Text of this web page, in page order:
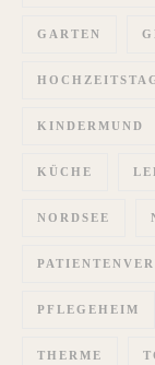
GARTEN
KINDERMUND
KÜCHE
NORDSEE
PFLEGEHEIM
THERME